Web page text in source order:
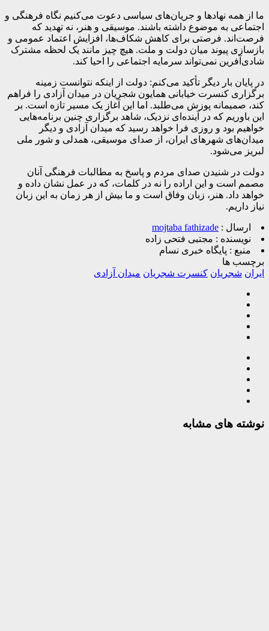
ما از همه نهادها و جریان‌های سیاسی دعوت می‌کنیم نگاه فرهنگی و
اجتماعی به موضوع داشته باشند. موسیقی و هنر، نه تهدید که
فرصت‌اند. فرصتی برای کاهش شکاف‌ها، افزایش اعتماد عمومی و
بازسازی پیوند میان دولت و ملت. هیچ چیز مانند یک لحظه مشترک
شادی‌آفرین نمی‌تواند سرمایه اجتماعی را احیا کند.
در پایان بار دیگر تأکید می‌کنم: دولت از اینکه نتوانست زمینه
برگزاری کنسرت خیابانی همایون شجریان در میدان آزادی را فراهم
کند، صمیمانه پوزش می‌طلبد. اما این آغاز یک مسیر تازه است. بر
این باوریم که در آینده‌ای نزدیک، شاهد برگزاری چنین برنامه‌هایی
خواهیم بود و روزی فرا خواهد رسید که میدان آزادی و دیگر
میدان‌های شهرهای ایران، از صدای موسیقی، همدلی و شور ملی
لبریز می‌شود.
دولت در شنیدن صدای مردم و پاسخ به مطالبات فرهنگی آنان
مصمم است و این اراده را نه در کلمات، که در عمل نشان داده و
خواهد داد. هنر، زبان وفاق است و ما بیش از هر زمان به این زبان
نیاز داریم.
ارسال : mojtaba fathizade
نویسنده : مجتبی فتحی زاده
منبع : پایگاه خبری نسام
برچسب ها
ایران شجریان کنسرت شجریان میدان آزادی
نوشته های مشابه